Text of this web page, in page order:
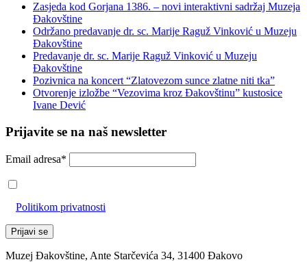
Zasjeda kod Gorjana 1386. – novi interaktivni sadržaj Muzeja
Đakovštine
Održano predavanje dr. sc. Marije Raguž Vinković u Muzeju
Đakovštine
Predavanje dr. sc. Marije Raguž Vinković u Muzeju
Đakovštine
Pozivnica na koncert “Zlatovezom sunce zlatne niti tka”
Otvorenje izložbe “Vezovima kroz Đakovštinu” kustosice
Ivane Dević
Prijavite se na naš newsletter
Email adresa*
Politikom privatnosti
Muzej Đakovštine, Ante Starčevića 34, 31400 Đakovo